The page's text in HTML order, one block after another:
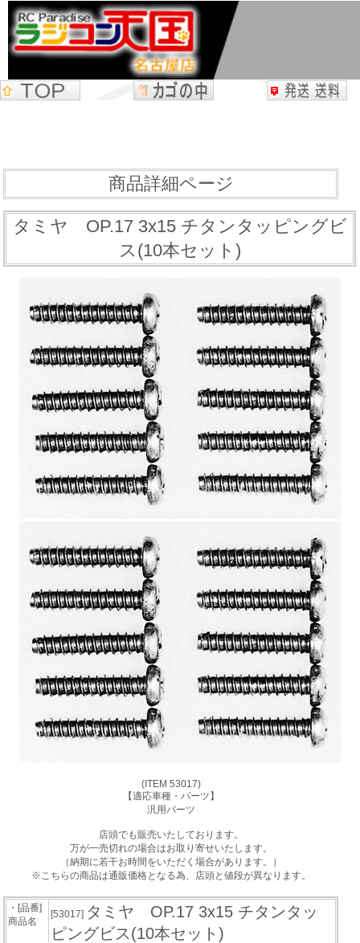
商品詳細ページ
タミヤ OP.17 3x15 チタンタッピングビ
ス(10本セット)
(ITEM 53017)
【適応車種・パーツ】
汎用パーツ
店頭でも販売いたしております。
万が一売切れの場合はお取り寄せいたします。
（納期に若干お時間をいただく場合があります。）
※こちらの商品は通販価格となる為、店頭と値段が異なります。
・[品番]
商品名
[53017] タミヤ OP.17 3x15 チタンタッ
ピングビス(10本セット)